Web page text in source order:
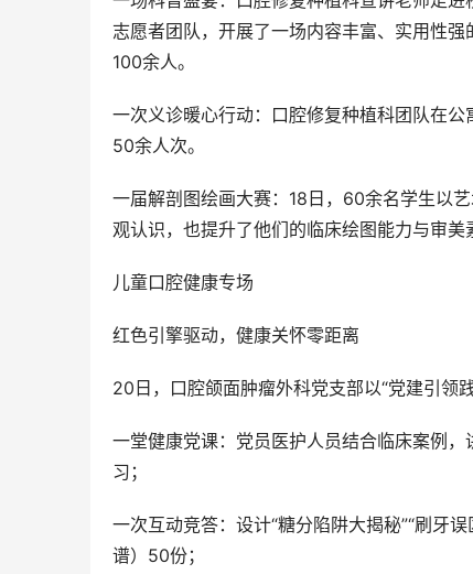
志愿者团队，开展了一场内容丰富、实用性
100余人。
一次义诊暖心行动：口腔修复种植科团队在
50余人次。
一届解剖图绘画大赛：18日，60余名学生以
观认识，也提升了他们的临床绘图能力与审美
儿童口腔健康专场
红色引擎驱动，健康关怀零距离
20日，口腔颌面肿瘤外科党支部以“党建引领
一堂健康党课：党员医护人员结合临床案例
习；
一次互动竞答：设计“糖分陷阱大揭秘”“刷牙
谱）50份；